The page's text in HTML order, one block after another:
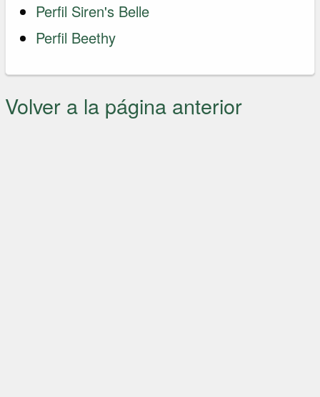
Perfil Siren's Belle
Perfil Beethy
Volver a la página anterior